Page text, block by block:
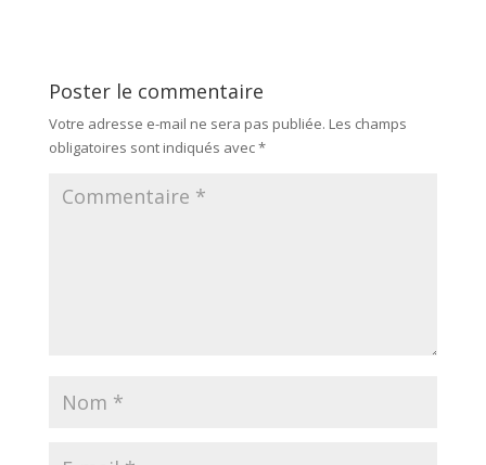
Poster le commentaire
Votre adresse e-mail ne sera pas publiée. Les champs
obligatoires sont indiqués avec*